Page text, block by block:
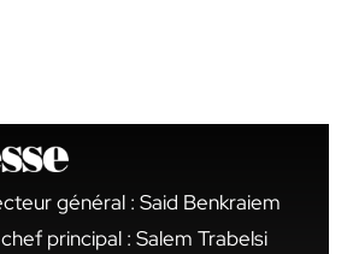
général : Said Benkraiem
principal : Salem Trabelsi